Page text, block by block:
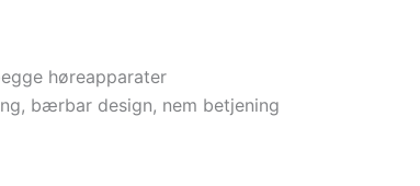
høreapparater
bærbar design, nem betjening